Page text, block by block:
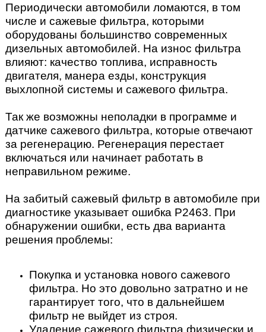
Периодически автомобили ломаются, в том
числе и сажевые фильтра, которыми
оборудованы большинство современных
дизельных автомобилей. На износ фильтра
влияют: качество топлива, исправность
двигателя, манера езды, конструкция
выхлопной системы и сажевого фильтра.
Так же возможны неполадки в программе и
датчике сажевого фильтра, которые отвечают
за регенерацию. Регенерация перестает
включаться или начинает работать в
неправильном режиме.
На забитый сажевый фильтр в автомобиле при
диагностике указывает ошибка P2463. При
обнаружении ошибки, есть два варианта
решения проблемы:
Покупка и установка нового сажевого
фильтра. Но это довольно затратно и не
гарантирует того, что в дальнейшем
фильтр не выйдет из строя.
Удаление сажевого фильтра физически и